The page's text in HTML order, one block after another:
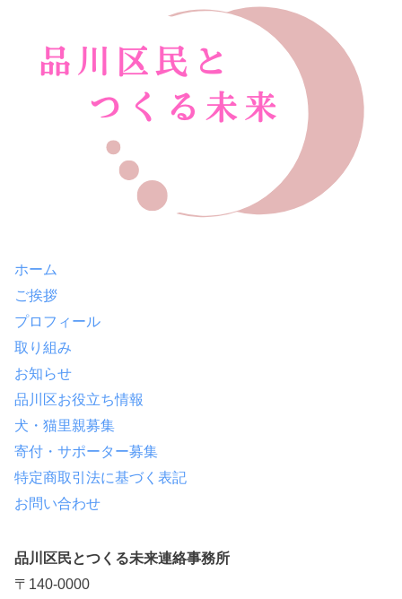
ホーム
ご挨拶
プロフィール
取り組み
お知らせ
品川区お役立ち情報
犬・猫里親募集
寄付・サポーター募集
特定商取引法に基づく表記
お問い合わせ
品川区民とつくる未来連絡事務所
〒140-0000